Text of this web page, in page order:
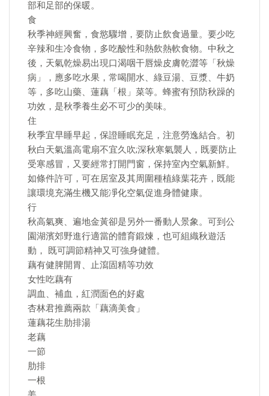
部和足部的保暖。
食
秋季神經興奮，食慾驟增，要防止飲食過量。要少吃
辛辣和生冷食物，多吃酸性和熱飲熱軟食物。中秋之
後，天氣乾燥易出現口渴咽干唇燥皮膚乾澀等「秋燥
病」，應多吃水果，常喝開水、綠豆湯、豆漿、牛奶
等，多吃山藥、蓮藕「根」菜等。蜂蜜有預防秋躁的
功效，是秋季養生必不可少的美味。
住
秋季宜早睡早起，保證睡眠充足，注意勞逸結合。初
秋白天氣溫高電扇不宜久吹;深秋寒氣襲人，既要防止
受寒感冒，又要經常打開門窗，保持室內空氣新鮮。
如條件許可，可在居室及其周圍種植綠葉花卉，既能
讓環境充滿生機又能凈化空氣促進身體健康。
行
秋高氣爽、遍地金黃卻是另外一番動人景象。可到公
園湖濱郊野進行適當的體育鍛煉，也可組織秋遊活
動， 既可調節精神又可強身健體。
藕有健脾開胃、止瀉固精等功效
女性吃藕有
調血、補血，紅潤面色的好處
杏林君推薦兩款「藕滴美食」
蓮藕花生肋排湯
老藕
一節
肋排
一根